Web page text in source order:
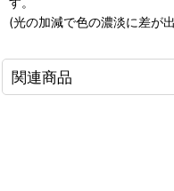
(光の加減で色の濃淡に差が
関連商品